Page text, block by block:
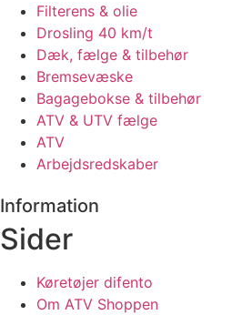
Filterens & olie
Drosling 40 km/t
Dæk, fælge & tilbehør
Bremsevæske
Bagagebokse & tilbehør
ATV & UTV fælge
ATV
Arbejdsredskaber
Information
Sider
Køretøjer difento
Om ATV Shoppen